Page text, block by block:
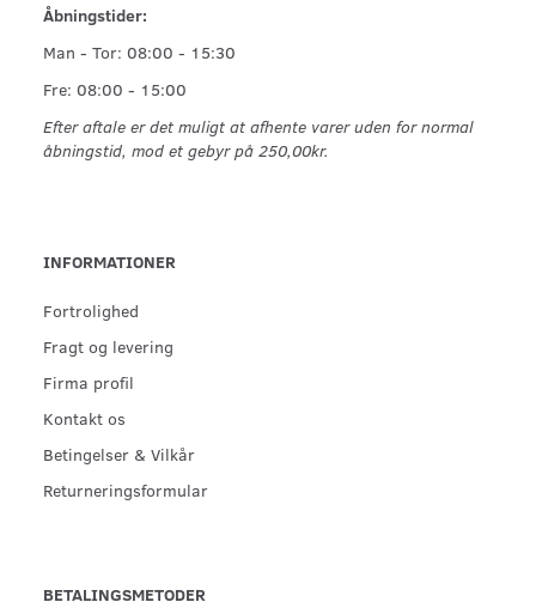
Åbningstider:
Man - Tor: 08:00 - 15:30
Fre: 08:00 - 15:00
Efter aftale er det muligt at afhente varer uden for normal
åbningstid, mod et gebyr på 250,00kr.
INFORMATIONER
Fortrolighed
Fragt og levering
Firma profil
Kontakt os
Betingelser & Vilkår
Returneringsformular
BETALINGSMETODER